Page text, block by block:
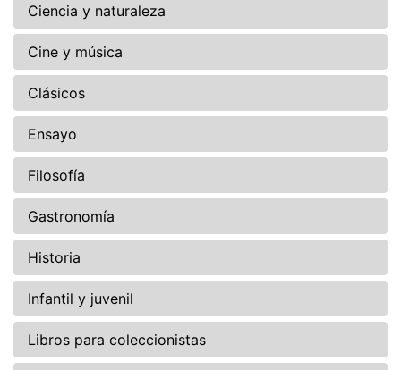
Ciencia y naturaleza
Cine y música
Clásicos
Ensayo
Filosofía
Gastronomía
Historia
Infantil y juvenil
Libros para coleccionistas